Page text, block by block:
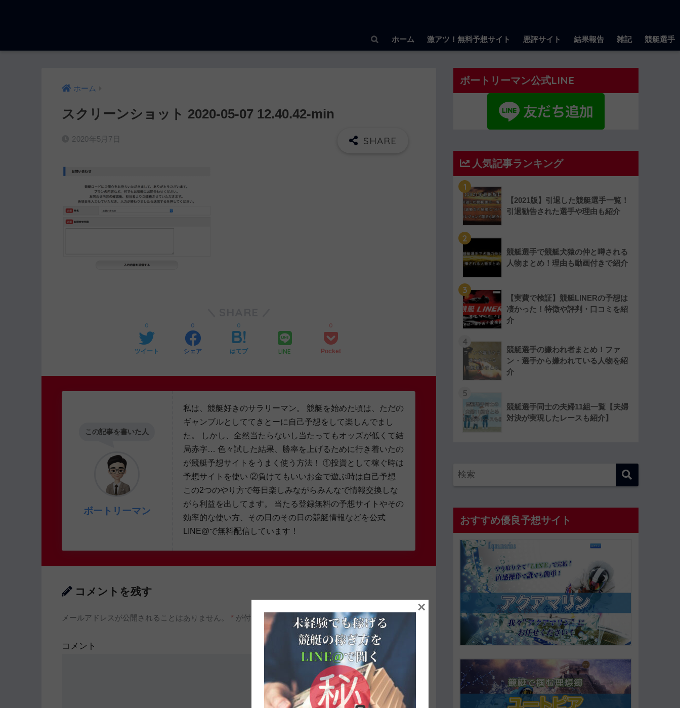
ホーム 激アツ！無料予想サイト 悪評サイト 結果報告 雑記 競艇選手
ホーム
スクリーンショット 2020-05-07 12.40.42-min
2020年5月7日
ツイート
0
シェア
0
はてブ
0
LINE Pocket
0
この記事を書いた人
ボートリーマン
私は、競艇好きのサラリーマン。 競艇を始めた頃は、ただの
ギャンブルとしててきとーに自己予想をして楽しんでまし
た。 しかし、全然当たらないし当たってもオッズが低くて結
局赤字… 色々試した結果、勝率を上げるために行き着いたの
が競艇予想サイトをうまく使う方法！ ①投資として稼ぐ時は
予想サイトを使い ②負けてもいいお金で遊ぶ時は自己予想
この2つのやり方で毎日楽しみながらみんなで情報交換しな
がら利益を出してます。 当たる登録無料の予想サイトやその
効率的な使い方、その日のその日の競艇情報などを公式
LINE@で無料配信しています！
コメントを残す
メールアドレスが公開されることはありません。 * が付いている欄は必須項目です
コメント
ボートリーマン公式LINE
人気記事ランキング
1
【2021版】引退した競艇選手一覧！
引退勧告された選手や理由も紹介
2
競艇選手で競艇犬猿の仲と噂される
人物まとめ！理由も動画付きで紹介
3
【実費で検証】競艇LINERの予想は
凄かった！特徴や評判・口コミを紹
介
4
競艇選手の嫌われ者まとめ！ファ
ン・選手から嫌われている人物を紹
介
5
競艇選手同士の夫婦11組一覧【夫婦
対決が実現したレースも紹介】
おすすめ優良予想サイト
×